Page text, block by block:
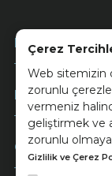
Çerez
Web sitemizin
zorunlu
vermeniz
geliştirmek ve
zorunlu
Gizlilik ve Çerez
Kurumsal
Müşteri
Ödeme